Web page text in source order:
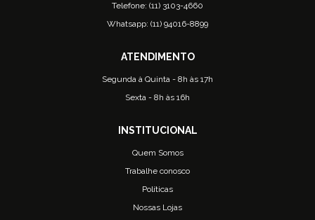
Telefone: (11) 3103-4660
Whatsapp: (11) 94016-8899
Segunda à Quinta - 8h às 17h
Sexta - 8h às 16h
Quem Somos
Trabalhe conosco
Políticas
Nossas Lojas